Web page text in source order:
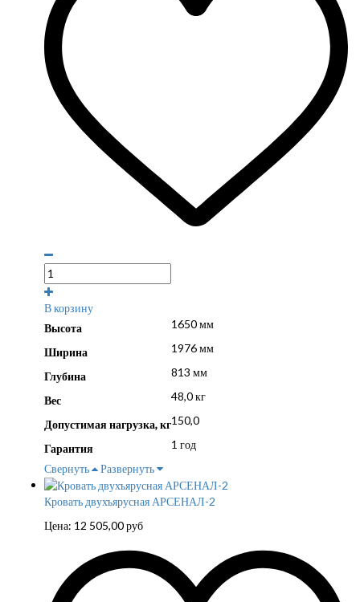
В корзину
Высота
1650 мм
Ширина 1976 мм
Глубина 813 мм
Вес 48,0 кг
Допустимая нагрузка, кг150,0
Гарантия
1 год
Свернуть
Развернуть
Кровать двухъярусная АРСЕНАЛ-2
Цена: 12 505,00руб